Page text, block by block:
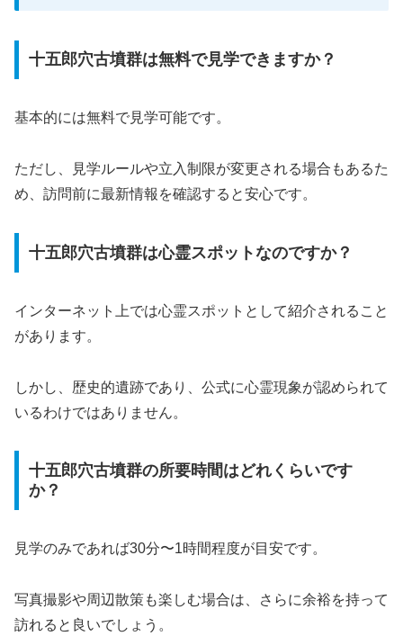
十五郎穴古墳群は無料で見学できますか？
基本的には無料で見学可能です。
ただし、見学ルールや立入制限が変更される場合もあるた
め、訪問前に最新情報を確認すると安心です。
十五郎穴古墳群は心霊スポットなのですか？
インターネット上では心霊スポットとして紹介されること
があります。
しかし、歴史的遺跡であり、公式に心霊現象が認められて
いるわけではありません。
十五郎穴古墳群の所要時間はどれくらいです
か？
見学のみであれば30分〜1時間程度が目安です。
写真撮影や周辺散策も楽しむ場合は、さらに余裕を持って
訪れると良いでしょう。